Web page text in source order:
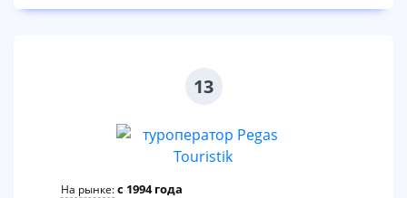
13
На рынке:c 1994 года